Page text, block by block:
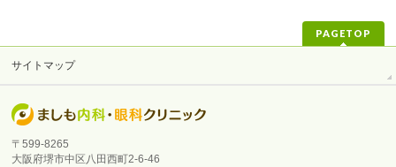
PAGETOP
サイトマップ
〒599-8265
大阪府堺市中区八田西町2-6-46